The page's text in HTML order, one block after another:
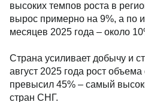
высоких темпов роста в
вырос примерно на 9%, а по
месяцев 2025 года – около
Страна усиливает добычу и
август 2025 года рост
превысил 45% – самый
стран СНГ.